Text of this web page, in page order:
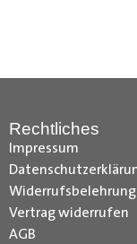
Rechtliches
Impressum
Widerrufsbelehrung
Vertrag widerrufen
AGB